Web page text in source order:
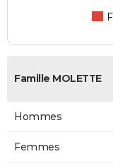
Famille MOLETTE
Hommes
Femmes